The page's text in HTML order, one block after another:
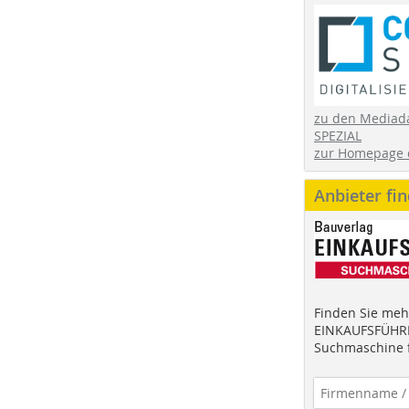
zu den
SPEZIAL
zur Homepage
Anbieter
Finden Sie